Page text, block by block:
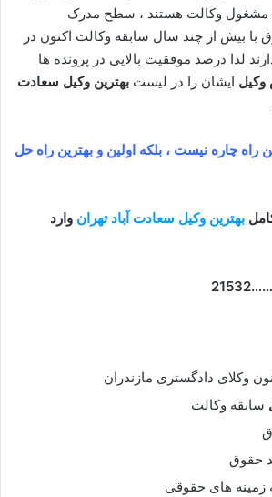
مشغول وکالت هستند ، سطح مدرک
بیش از چند سال سابقه وکالت اکنون در
لذا درصد موفقیت بالایی در پرونده ها
وکیل ایشان را در لیست بهترین وکیل سعادت
راه چاره نیست ، بلکه اولین و بهترین راه حل
بهترین وکیل سعادت آباد تهران وارد
وکلای دادگستری مازندران
سابقه وکالت
حقوق
های حقوقی